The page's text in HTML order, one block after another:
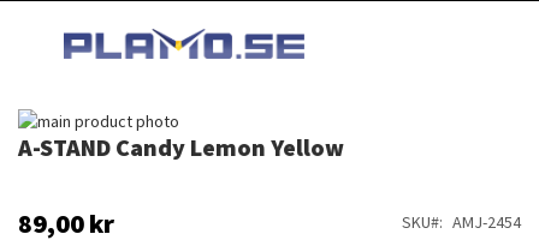
INNEHÅLLET
A-STAND Candy Lemon Yellow
89,00 kr SKU AMJ-2454
Hoppa
till
bildgalleriet
Hoppa
av
bildgalleriet